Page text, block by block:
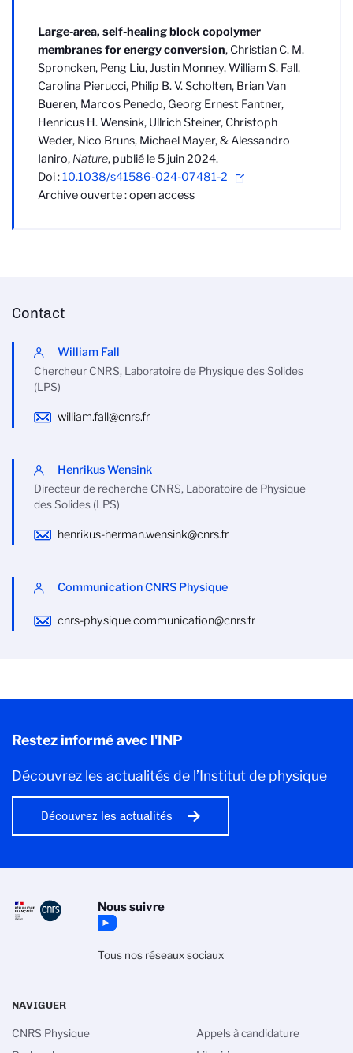
Large-area, self-healing block copolymer
membranes for energy conversion, Christian C. M.
Sproncken, Peng Liu, Justin Monney, William S. Fall,
Carolina Pierucci, Philip B. V. Scholten, Brian Van
Bueren, Marcos Penedo, Georg Ernest Fantner,
Henricus H. Wensink, Ullrich Steiner, Christoph
Weder, Nico Bruns, Michael Mayer, & Alessandro
Ianiro, Nature, publié le 5 juin 2024.
Doi :10.1038/s41586-024-07481-2
Archive ouverte : open access
Contact
William Fall
Chercheur CNRS, Laboratoire de Physique des Solides
(LPS)
william.fall@cnrs.fr
Henrikus Wensink
Directeur de recherche CNRS, Laboratoire de Physique
des Solides (LPS)
henrikus-herman.wensink@cnrs.fr
Communication CNRS Physique
cnrs-physique.communication@cnrs.fr
Restez informé avec l'INP
Découvrez les actualités de l’Institut de physique
Découvrez les actualités
Nous suivre
Tous nos réseaux sociaux
NAVIGUER
CNRS Physique
Appels à candidature